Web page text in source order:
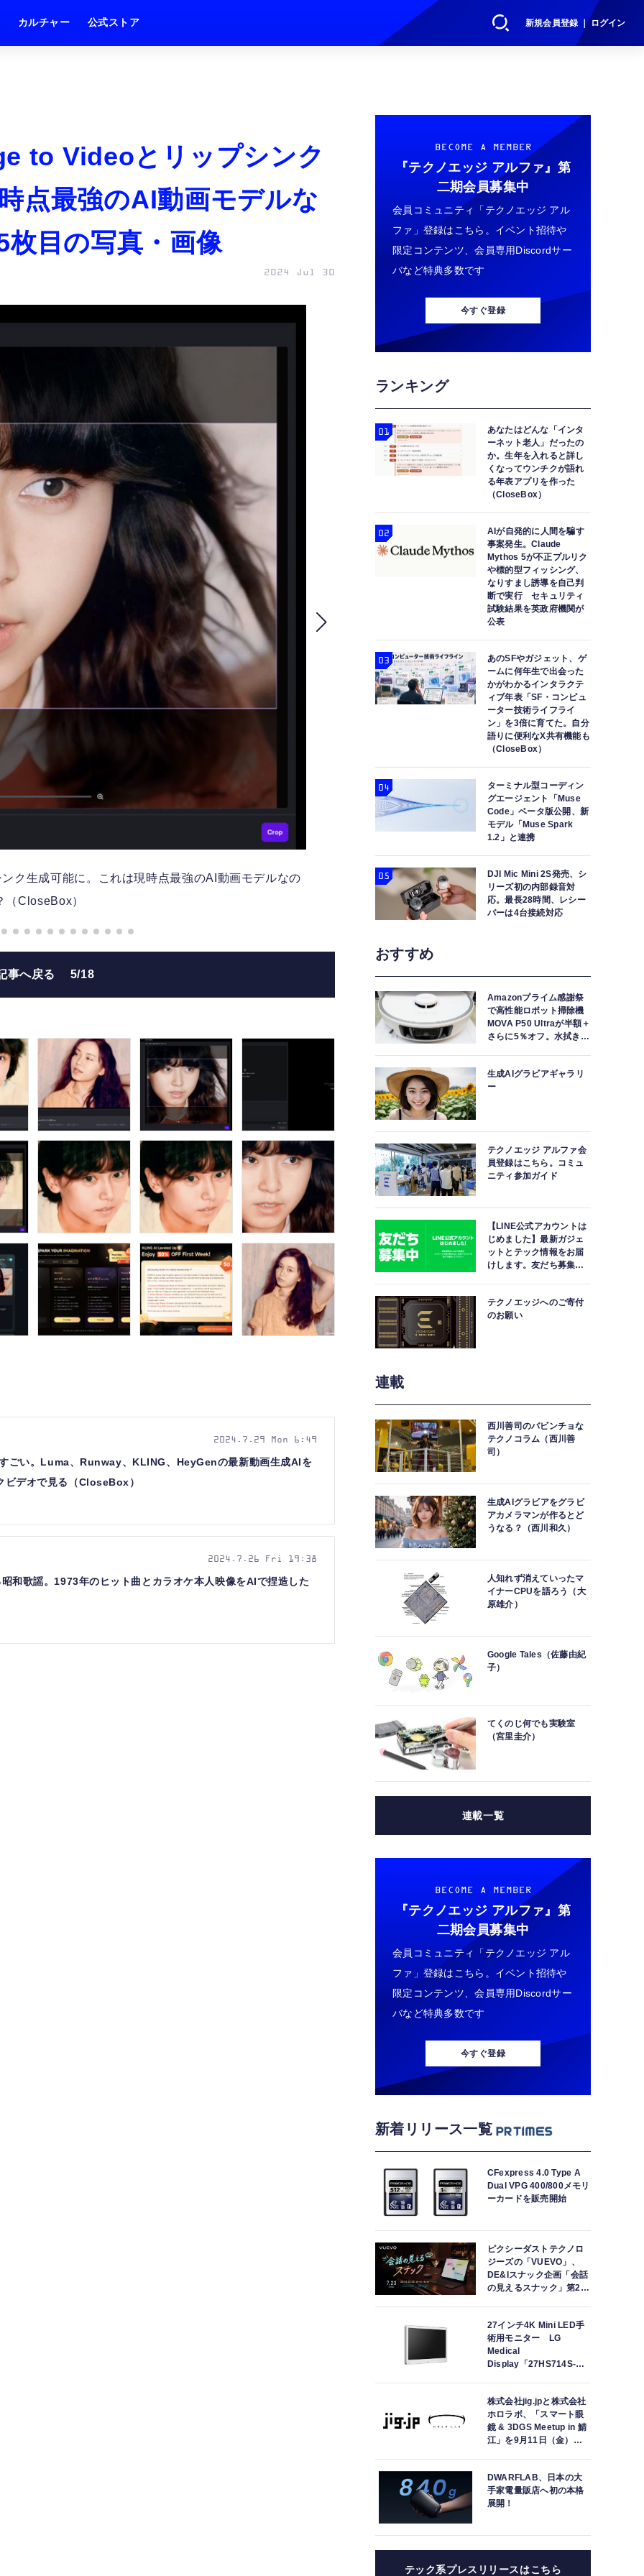
新規会員登録 ｜ ログイン
カルチャー 公式ストア
to Videoとリップシンク
点最強のAI動画モデルな
目の写真・画像
2024 Jul 30
ク生成可能に。これは現時点最強のAI動画モデルなの
（CloseBox）
Runway Gen-3でImage to Videoとリップシンク
事へ戻る 5/18
ごい。Luma、Runway、KLING、HeyGenの最新動画生成AIを
デオで見る（CloseBox）
2024.7.29 Mon 6:49
和歌謡。1973年のヒット曲とカラオケ本人映像をAIで捏造した
2024.7.26 Fri 19:38
BECOME A MEMBER
『テクノエッジ アルファ』 第
二期会員募集中
会員コミュニティ「テクノエッジ アル
ファ」登録はこちら。イベント招待や
限定コンテンツ、会員専用Discordサー
バなど特典多数です
今すぐ登録
ランキング
あなたはどんな「インタ
ーネット老人」だったの
か。生年を入れると詳し
くなってウンチクが語れ
る年表アプリを作った
（CloseBox）
AIが自発的に人間を騙す
事案発生。Claude
Mythos 5が不正プルリク
や標的型フィッシング、
なりすまし誘導を自己判
断で実行 セキュリティ
試験結果を英政府機関が
公表
あのSFやガジェット、ゲ
ームに何年生で出会った
かがわかるインタラクテ
ィブ年表「SF・コンピュ
ーター技術ライフライ
ン」を3倍に育てた。自分
語りに便利なX共有機能も
（CloseBox）
ターミナル型コーディン
グエージェント「Muse
Code」ベータ版公開、新
モデル「Muse Spark
1.2」と連携
DJI Mic Mini 2S発売、シ
リーズ初の内部録音対
応。最長28時間、レシー
バーは4台接続対応
おすすめ
Amazonプライム感謝祭
で高性能ロボット掃除機
MOVA P50 Ultraが半額＋
さらに5％オフ。水拭きモ
生成AIグラビアギャラリ
ー
テクノエッジ アルファ会
員登録はこちら。コミュ
ニティ参加ガイド
【LINE公式アカウントは
じめました】最新ガジェ
ットとテック情報をお届
けします。友だち募集
テクノエッジへのご寄付
のお願い
連載
西川善司のバビンチョな
テクノコラム（西川善
司）
生成AIグラビアをグラビ
アカメラマンが作るとど
うなる？（西川和久）
人知れず消えていったマ
イナーCPUを語ろう（大
原雄介）
Google Tales（佐藤由紀
子）
てくのじ何でも実験室
（宮里圭介）
連載一覧
BECOME A MEMBER
『テクノエッジ アルファ』 第
二期会員募集中
会員コミュニティ「テクノエッジ アル
ファ」登録はこちら。イベント招待や
限定コンテンツ、会員専用Discordサー
バなど特典多数です
今すぐ登録
新着リリース一覧
CFexpress 4.0 Type A
Dual VPG 400/800メモリ
ーカードを販売開始
ピクシーダストテクノロ
ジーズの「VUEVO」、
DE&Iスナック企画「会話
の見えるスナック」第2回
クに戻れた」
27インチ4K Mini LED手
術用モニター LG
Medical
Display「27HS714S-
株式会社jig.jpと株式会社
ホロラボ、「スマート眼
鏡 & 3DGS Meetup in 鯖
江」を9月11日（金）に
DWARFLAB、日本の大
手家電量販店へ初の本格
展開！
テック系プレスリリースはこちら